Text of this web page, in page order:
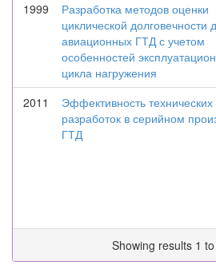
1999
Разработка методов оценки
циклической долговечности
авиационных ГТД с учетом
особенностей
цикла нагружения
2011
Эффективность технических
разработок в серийном
ГТД
Showing results 1